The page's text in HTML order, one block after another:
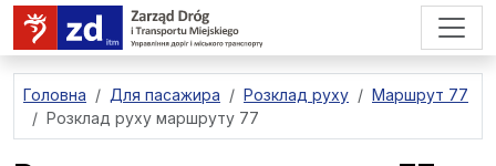
перейти до основного вмісту
Головна Для пасажира Розклад руху
Маршрут 77
Розклад руху маршруту 77